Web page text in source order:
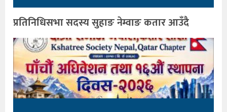
प्रतिनिधिसभा सदस्य सुहाङ नेम्वाङ कतार आउँदै